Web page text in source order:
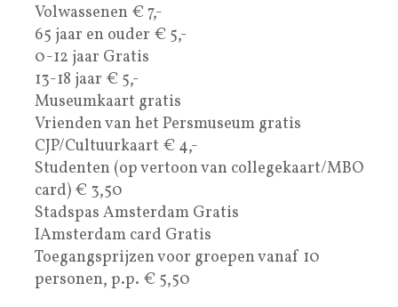
Volwassenen € 7,-
65 jaar en ouder € 5,-
0-12 jaar Gratis
13-18 jaar € 5,-
Museumkaart gratis
Vrienden van het Persmuseum gratis
CJP/Cultuurkaart € 4,-
Studenten (op vertoon van collegekaart/MBO
card) € 3,50
Stadspas Amsterdam Gratis
IAmsterdam card Gratis
Toegangsprijzen voor groepen vanaf 10
personen, p.p. € 5,50